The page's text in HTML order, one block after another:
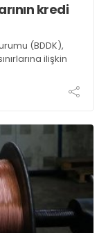
kredi
(BDDK),
ilişkin